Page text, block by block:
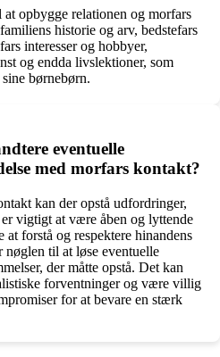
opbygge relationen og morfars
historie og arv, bedstefars
interesser og hobbyer,
og endda livslektioner, som
børnebørn.
eventuelle
med morfars kontakt?
kan der opstå udfordringer,
vigtigt at være åben og lyttende
forstå og respektere hinandens
til at løse eventuelle
der måtte opstå. Det kan
forventninger og være villig
for at bevare en stærk